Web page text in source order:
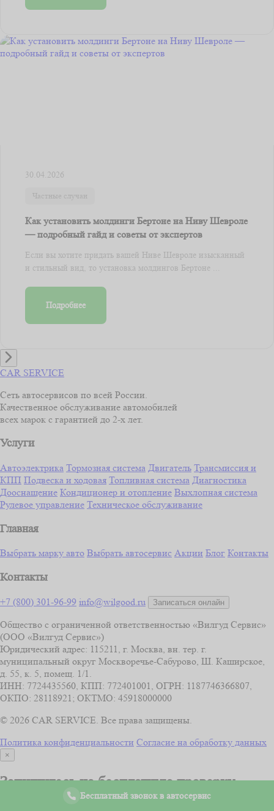
30.04.2026
Частные случаи
Как установить молдинги Бертоне на Ниву Шевроле
— подробный гайд и советы от экспертов
Если вы хотите придать вашей Ниве Шевроле изысканный
и стильный вид, то установка молдингов Бертоне ...
Подробнее
CAR SERVICE
Сеть автосервисов по всей России.
Качественное обслуживание автомобилей
всех марок с гарантией до 2-х лет.
Услуги
Автоэлектрика Тормозная система Двигатель Трансмиссия и
КПП Подвеска и ходовая Топливная система Диагностика
Дооснащение Кондиционер и отопление Выхлопная система
Рулевое управление Техническое обслуживание
Главная
Выбрать марку авто Выбрать автосервис Акции Блог Контакты
Контакты
+7 (800) 301-96-99 info@wilgood.ru Записаться онлайн
Общество с ограниченной ответственностью «Вилгуд Сервис»
(ООО «Вилгуд Сервис»)
Юридический адрес: 115211, г. Москва, вн. тер. г.
муниципальный округ Москворечье-Сабурово, Ш. Каширское,
д. 55, к. 5, помещ. 1/1.
ИНН: 7724435560, КПП: 772401001, ОГРН: 1187746366807,
ОКПО: 28118921; ОКТМО: 45918000000
© 2026 CAR SERVICE. Все права защищены.
Политика конфиденциальности Согласие на обработку данных
×
Запишитесь на бесплатную проверку
автомобиля по 41 параметрув вашем
Бесплатный звонок в автосервис